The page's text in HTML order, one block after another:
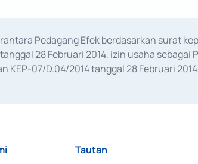
Pedagang Efek berdasarkan surat
28 Februari 2014, izin usaha
KEP-07/D.04/2014 tanggal 28 Februari
Tautan